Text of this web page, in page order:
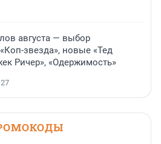
августа — выбор
звезда», новые «Тед
Ричер», «Одержимость»
27